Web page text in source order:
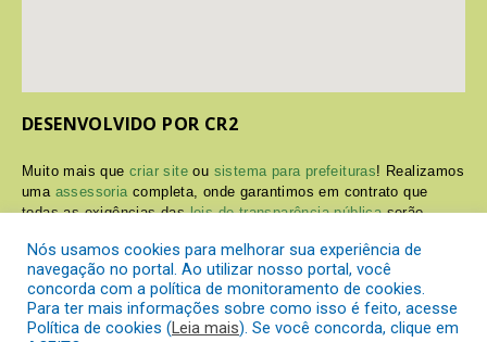
DESENVOLVIDO POR CR2
Muito mais quecriar site ou sistema para prefeituras! Realizamos
uma assessoria completa, onde garantimos em contrato que
todas as exigências dasleis de transparência públicaserão
Conheça oPNTPe oRadar da Transparência Pública
Nós usamos cookies para melhorar sua experiência de
navegação no portal. Ao utilizar nosso portal, você
concorda com a política de monitoramento de cookies.
Para ter mais informações sobre como isso é feito, acesse
Política de cookies (Leia mais). Se você concorda, clique em